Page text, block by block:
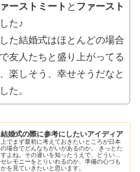
ーストミート と ファースト
た♪
た結婚式はほとんどの場合
友人たちと盛り上がってる
楽しそう、幸せそうだなと
た。
婚式の際に参考にしたいアイディア
でまず最初に考えておきたいところが日本
場合でどんなちがいがあるのか。 きっとた
よね。その違いを知ったうえで、どういっ
レモニーをとりいれるのか、準備の心づも
を見ていきたいと思います。